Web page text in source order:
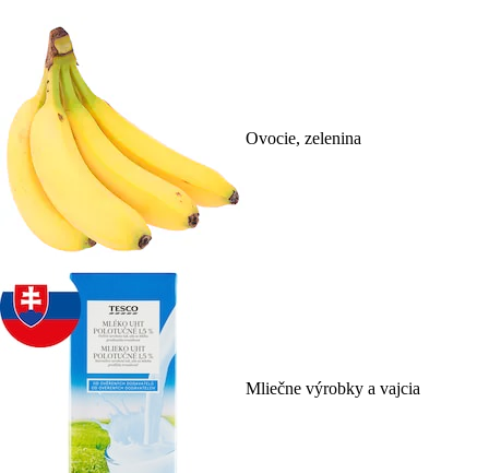
Ovocie, zelenina
Mliečne výrobky a vajcia